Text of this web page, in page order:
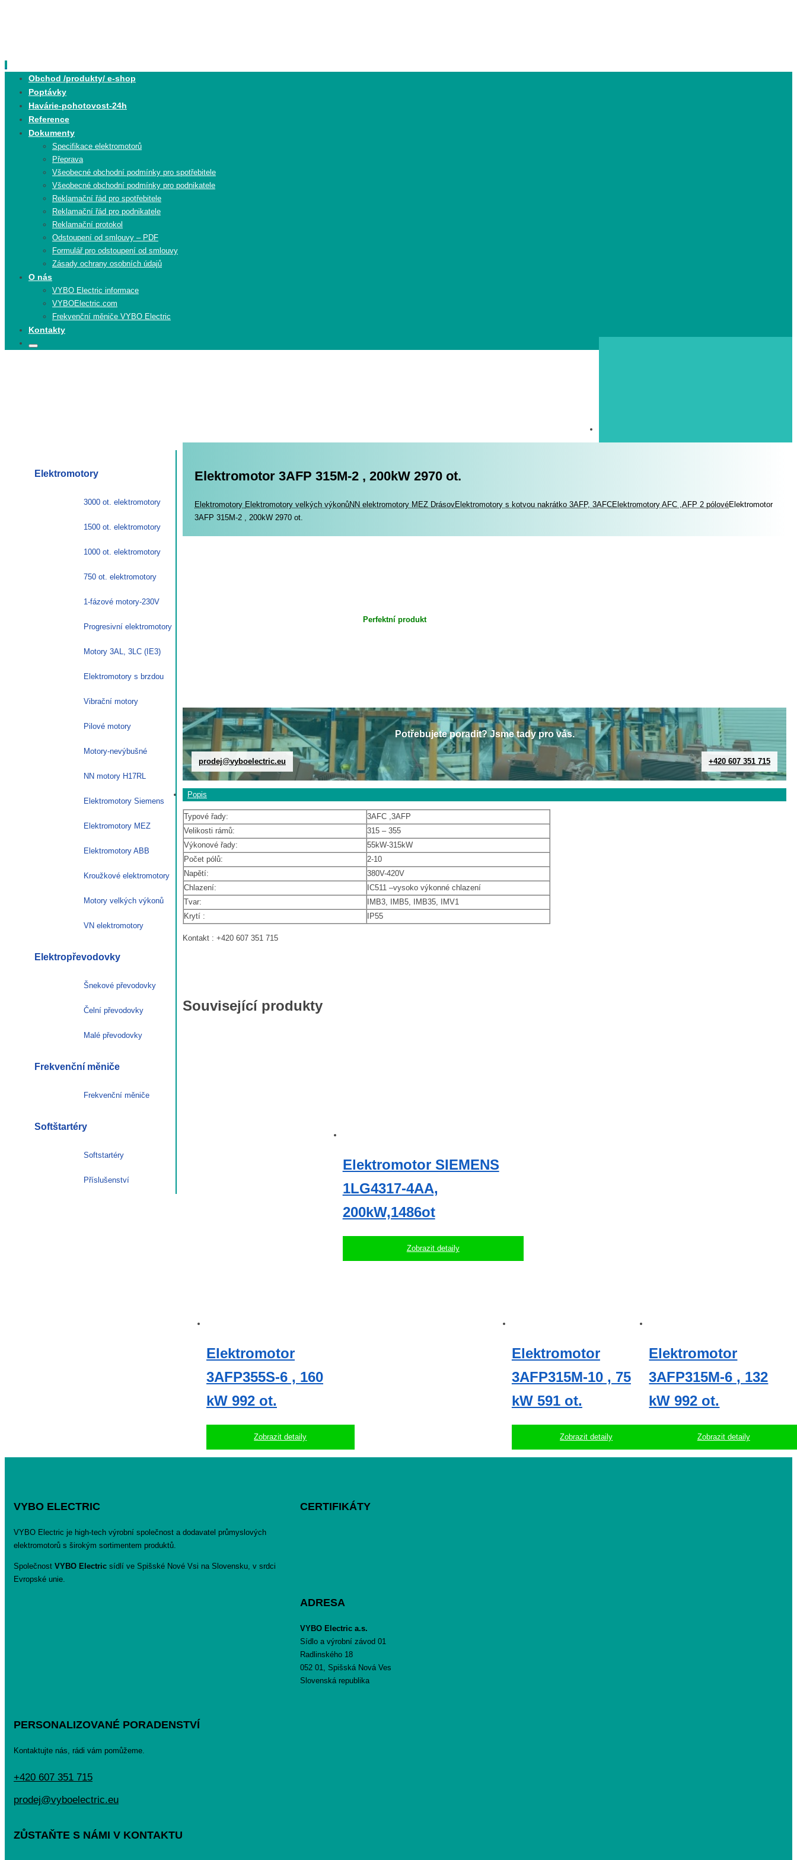
content
Obchod /produkty/ e-shop
Poptávky
Havárie-pohotovost-24h
Reference
Dokumenty
Specifikace elektromotorů
Přeprava
Všeobecné obchodní podmínky pro spotřebitele
Všeobecné obchodní podmínky pro podnikatele
Reklamační řád pro spotřebitele
Reklamační řád pro podnikatele
Reklamační protokol
Odstoupení od smlouvy – PDF
Formulář pro odstoupení od smlouvy
Zásady ochrany osobních údajů
O nás
VYBO Electric informace
VYBOElectric.com
Frekvenční měniče VYBO Electric
Kontakty
Search
Search
Elektromotor 3AFP 315M-2 , 200kW 2970 ot.
Elektromotory Elektromotory
Elektromotory velkých výkonůNN elektromotory MEZ DrásovElektromotory s kotvou nakrátko 3AFP, 3AFCElektromotory AFC ,AFP 2 pólovéElektromotor
3AFP 315M-2 , 200kW 2970 ot.
Perfektní produkt
Potřebujete poradit? Jsme tady pro vás.
prodej@vyboelectric.eu +420 607 351 715
Popis
Typové řady:
3AFC ,3AFP
Velikosti rámů:
315 – 355
Výkonové řady:
55kW-315kW
Počet pólů:
2-10
Napětí:
380V-420V
Chlazení:
IC511 –vysoko výkonné chlazení
Tvar:
IMB3, IMB5, IMB35, IMV1
Krytí :
IP55
Kontakt : +420 607 351 715
Související produkty
Elektromotor
3AFP355S-6 , 160
kW 992 ot.
Zobrazit detaily
Elektromotor SIEMENS
1LG4317-4AA,
200kW,1486ot
Zobrazit detaily
Elektromotor
3AFP315M-10 , 75
kW 591 ot.
Zobrazit detaily
Elektromotor
3AFP315M-6 , 132
kW 992 ot.
Zobrazit detaily
Elektromotory
3000 ot. elektromotory
1500 ot. elektromotory
1000 ot. elektromotory
750 ot. elektromotory
1-fázové motory-230V
Progresivní elektromotory
Motory 3AL, 3LC (IE3)
Elektromotory s brzdou
Vibrační motory
Pilové motory
Motory-nevýbušné
NN motory H17RL
Elektromotory Siemens
Elektromotory MEZ
Elektromotory ABB
Kroužkové elektromotory
Motory velkých výkonů
VN elektromotory
Elektropřevodovky
Šnekové převodovky
Čelní převodovky
Malé převodovky
Frekvenční měniče
Frekvenční měniče
Softštartéry
Softstartéry
Příslušenství
VYBO ELECTRIC
VYBO Electric je high-tech výrobní společnost a dodavatel průmyslových
elektromotorů s širokým sortimentem produktů.
Společnost VYBO Electric sídlí ve Spišské Nové Vsi na Slovensku, v srdci
Evropské unie.
CERTIFIKÁTY
ADRESA
VYBO Electric a.s.
Sídlo a výrobní závod 01
Radlinského 18
052 01, Spišská Nová Ves
Slovenská republika
PERSONALIZOVANÉ PORADENSTVÍ
Kontaktujte nás, rádi vám pomůžeme.
+420 607 351 715
prodej@vyboelectric.eu
ZŮSTAŇTE S NÁMI V KONTAKTU